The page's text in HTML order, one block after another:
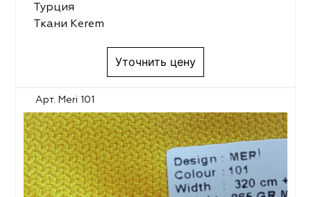
Турция
Ткани Kerem
Уточнить цену
Арт. Meri 101